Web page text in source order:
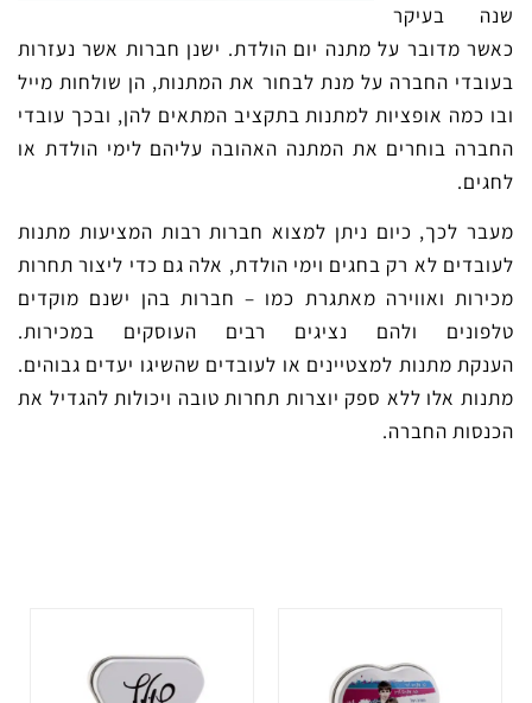
שנה בעיקר
כאשר מדובר על מתנה יום הולדת. ישנן חברות אשר נעזרות
בעובדי החברה על מנת לבחור את המתנות, הן שולחות מייל
ובו כמה אופציות למתנות בתקציב המתאים להן, ובכך עובדי
החברה בוחרים את המתנה האהובה עליהם לימי הולדת או
לחגים.
מעבר לכך, כיום ניתן למצוא חברות רבות המציעות מתנות
לעובדים לא רק בחגים וימי הולדת, אלה גם כדי ליצור תחרות
מכירות ואווירה מאתגרת כמו – חברות בהן ישנם מוקדים
טלפונים ולהם נציגים רבים העוסקים במכירות.
הענקת מתנות למצטיינים או לעובדים שהשיגו יעדים גבוהים.
מתנות אלו ללא ספק יוצרות תחרות טובה ויכולות להגדיל את
הכנסות החברה.